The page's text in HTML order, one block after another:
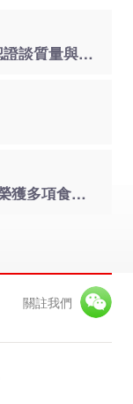
VX Practice | 張旭：從獲得BRC認證談質量與安全
萬緯冷鏈食品安全“成績單”出爐！榮獲多項食品安全榮譽獎
關註我們